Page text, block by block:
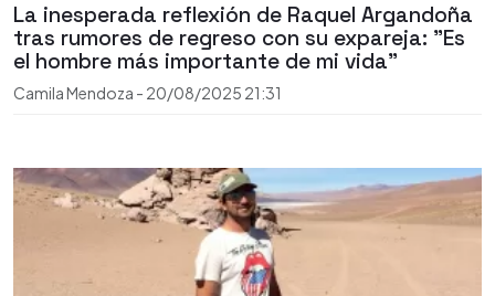
La inesperada reflexión de Raquel Argandoña
tras rumores de regreso con su expareja: "Es
el hombre más importante de mi vida"
Camila Mendoza - 20/08/2025 21:31